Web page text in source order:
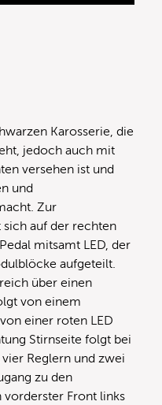
Karosserie, die
jedoch auch mit
versehen ist und
und
Zur
sich auf der rechten
mitsamt LED, der
aufgeteilt.
über einen
von einem
einer roten LED
Stirnseite folgt bei
Reglern und zwei
zu den
Front links